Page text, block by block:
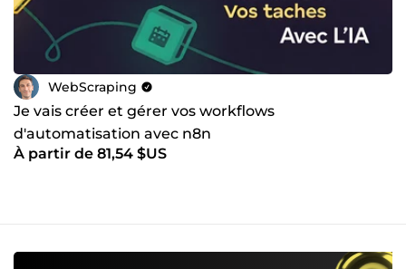
WebScraping
Je vais créer et gérer vos workflows
d'automatisation avec n8n
À partir de 81,54 $US